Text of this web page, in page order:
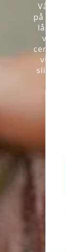
Vår
på allt
våra
vi
av